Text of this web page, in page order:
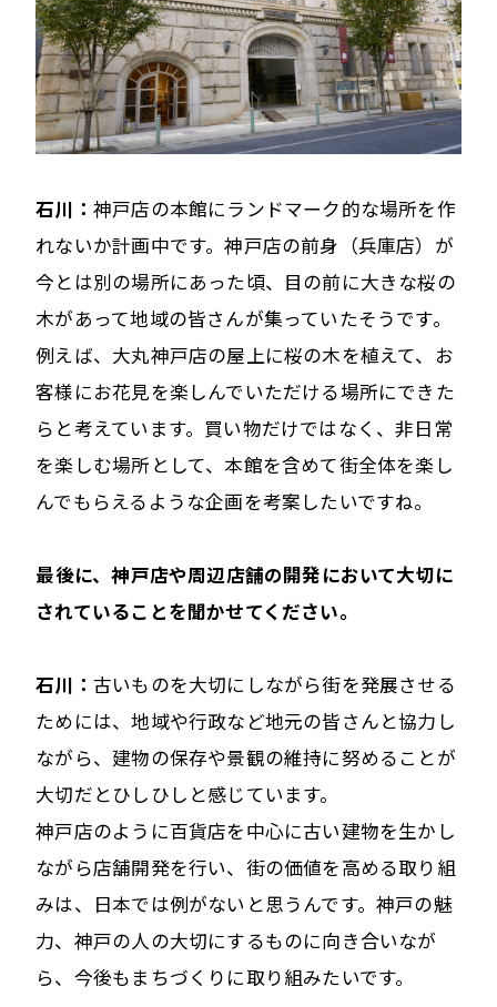
石川： 神戸店の本館にランドマーク的な場所を作
れないか計画中です。神戸店の前身（兵庫店）が
今とは別の場所にあった頃、目の前に大きな桜の
木があって地域の皆さんが集っていたそうです。
例えば、大丸神戸店の屋上に桜の木を植えて、お
客様にお花見を楽しんでいただける場所にできた
らと考えています。買い物だけではなく、非日常
を楽しむ場所として、本館を含めて街全体を楽し
んでもらえるような企画を考案したいですね。
――最後に、神戸店や周辺店舗の開発において大切に
されていることを聞かせてください。
石川： 古いものを大切にしながら街を発展させる
ためには、地域や行政など地元の皆さんと協力し
ながら、建物の保存や景観の維持に努めることが
大切だとひしひしと感じています。
神戸店のように百貨店を中心に古い建物を生かし
ながら店舗開発を行い、街の価値を高める取り組
みは、日本では例がないと思うんです。神戸の魅
力、神戸の人の大切にするものに向き合いなが
ら、今後もまちづくりに取り組みたいです。